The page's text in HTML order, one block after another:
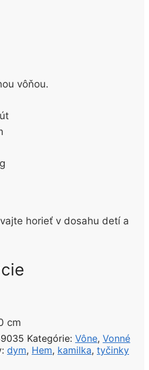
vôňou.
horieť v dosahu detí a
cm
Kategórie: Vône, Vonné
dym, Hem, kamilka, tyčinky